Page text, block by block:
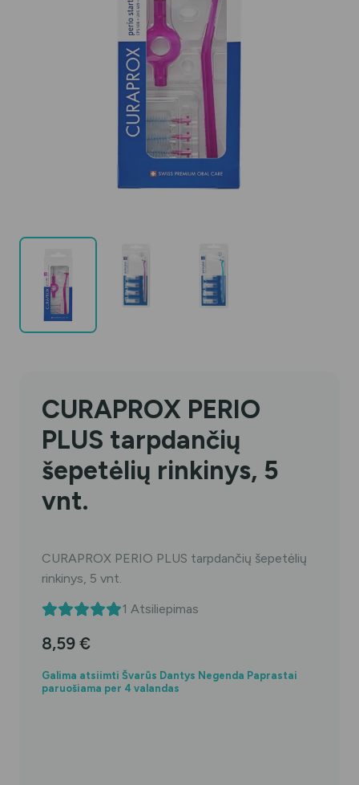
CURAPROX PERIO
PLUS tarpdančių
šepetėlių rinkinys, 5
vnt.
CURAPROX PERIO PLUS tarpdančių šepetėlių
rinkinys, 5 vnt.
1 Atsiliepimas
8,59 €
Galima atsiimti Švarūs Dantys Negenda Paprastai
paruošiama per 4 valandas